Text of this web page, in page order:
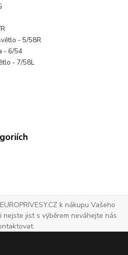
- 5/58R
- 6/54
- 7/58L
k nákupu Vašeho
nejste jist s výběrem neváhejte nás